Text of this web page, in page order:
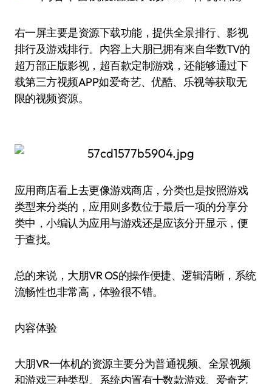
右一屏主要是资源下载功能，提供全景排行、影视
排行及游戏排行。内容上大朋已拥有来自华数TV的
超万部正版影视，超百款定制游戏，还能够通过下
载第三方视频APP如爱奇艺、优酷、乐视等获取无
限的视频资源。
应用商店看上去更像游戏商店，分类也是按照游戏
类型来分类的，应用则多数位于最后一项的分享分
类中，小编认为应用与游戏还是应该分开显示，便
于查找。
总的来说，大朋VR OS的操作便捷、逻辑清晰，系统
流畅性也非常高，体验很不错。
内容体验
大朋VR一体机的资源主要分为普通视频、全景视频
和游戏三种类型。系统内置有十数款游戏、爱奇艺